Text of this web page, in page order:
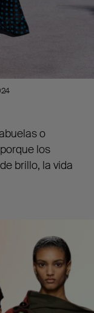
o
los
brillo, la vida